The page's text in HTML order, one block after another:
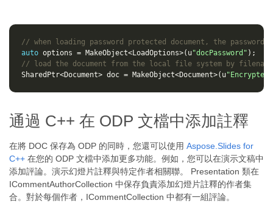
// when loading password protected document, the
auto options = MakeObject<LoadOptions>( u"docPassword" );
// load the document from the local file system by
SharedPtr<Document> doc = MakeObject<Document>( u
通過 C++ 在 ODP 文檔中添加註釋
在將 DOC 保存為 ODP 的同時，您還可以使用 Aspose.Slides for
C++ 在您的 ODP 文檔中添加更多功能。例如，您可以在演示文稿中
添加評論。演示幻燈片註釋與特定作者相關聯。 Presentation 類在
ICommentAuthorCollection 中保存負責添加幻燈片註釋的作者集
合。對於每個作者，ICommentCollection 中都有一組評論。